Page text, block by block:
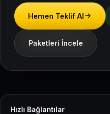
Hemen Teklif Al
Paketleri İncele
Hızlı Bağlantılar